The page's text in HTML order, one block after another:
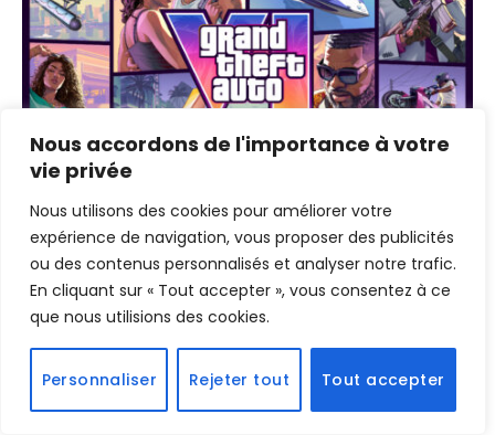
Nous accordons de l'importance à votre
vie privée
Nous utilisons des cookies pour améliorer votre
expérience de navigation, vous proposer des publicités
ou des contenus personnalisés et analyser notre trafic.
En cliquant sur « Tout accepter », vous consentez à ce
que nous utilisions des cookies.
Personnaliser Rejeter tout Tout accepter
GTA VI a lancé ses précommandes, mais 4 points
importants font déjà grincer des dents
26 juin 2026